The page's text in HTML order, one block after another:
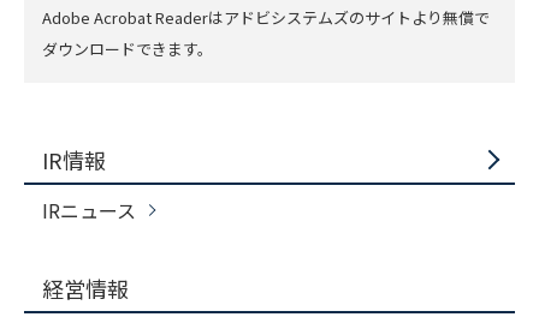
Adobe Acrobat Readerはアドビシステムズのサイトより無償で
ダウンロードできます。
IR情報
IRニュース
経営情報